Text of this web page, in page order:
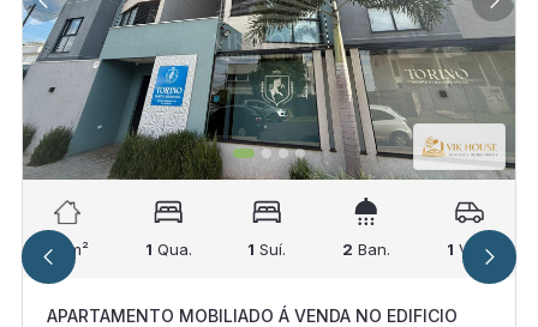
92 m² 1 Qua. 1 Suí. 2 Ban. 1 Vag.
APARTAMENTO MOBILIADO Á VENDA NO EDIFICIO